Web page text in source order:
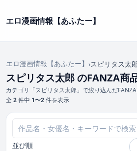
エロ漫画情報【あふたー】
エロ漫画情報【あふたー】 ›スピリタス太
スピリタス太郎 のFANZA商
カテゴリ「スピリタス太郎」で絞り込んだFANZA
全 2件中 1〜2件を表示
並び順